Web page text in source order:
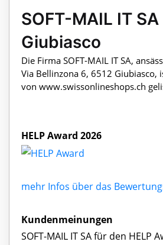
SOFT-MAIL IT SA
Giubiasco
Die Firma SOFT-MAIL IT SA,
Via Bellinzona 6, 6512 Giubiasco,
von www.swissonlineshops.ch
HELP Award 2026
mehr Infos über das
Kundenmeinungen
SOFT-MAIL IT SA für den HELP